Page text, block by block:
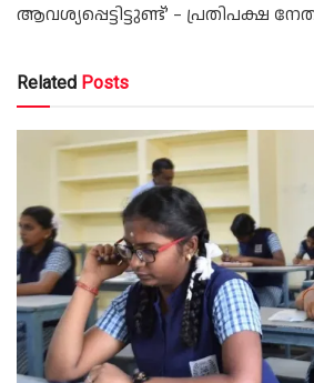
ആവശ്യപ്പെട്ടിട്ടുണ്ട്’ – പ്രതിപക്ഷ
Related Posts